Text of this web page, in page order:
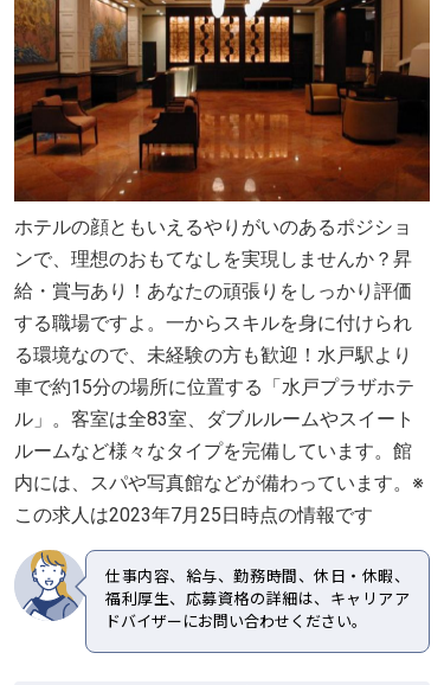
ホテルの顔ともいえるやりがいのあるポジショ
ンで、理想のおもてなしを実現しませんか？昇
給・賞与あり！あなたの頑張りをしっかり評価
する職場ですよ。一からスキルを身に付けられ
る環境なので、未経験の方も歓迎！水戸駅より
車で約15分の場所に位置する「水戸プラザホテ
ル」。客室は全83室、ダブルルームやスイート
ルームなど様々なタイプを完備しています。館
内には、スパや写真館などが備わっています。※
この求人は2023年7月25日時点の情報です
仕事内容、給与、勤務時間、休日・休暇、
福利厚生、応募資格の詳細は、キャリアア
ドバイザーにお問い合わせください。